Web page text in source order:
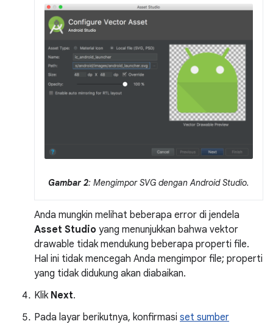
Gambar 2: Mengimpor SVG dengan Android Studio.
Anda mungkin melihat beberapa error di jendela
Asset Studio yang menunjukkan bahwa vektor
drawable tidak mendukung beberapa properti file.
Hal ini tidak mencegah Anda mengimpor file; properti
yang tidak didukung akan diabaikan.
Klik Next.
Pada layar berikutnya, konfirmasi set sumber